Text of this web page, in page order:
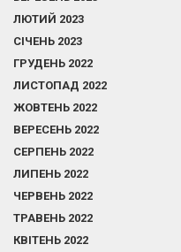
ЛЮТИЙ 2023
СІЧЕНЬ 2023
ГРУДЕНЬ 2022
ЛИСТОПАД 2022
ЖОВТЕНЬ 2022
ВЕРЕСЕНЬ 2022
СЕРПЕНЬ 2022
ЛИПЕНЬ 2022
ЧЕРВЕНЬ 2022
ТРАВЕНЬ 2022
КВІТЕНЬ 2022